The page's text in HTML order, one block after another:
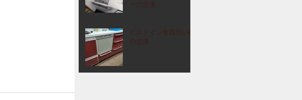
ーの交換
ビルトイン食器洗い機
の交換